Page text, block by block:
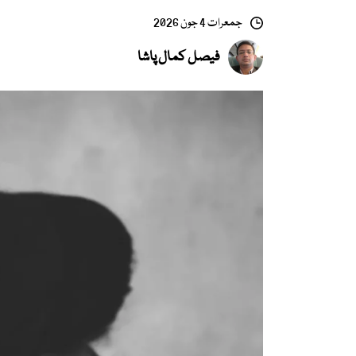
جمعرات 4 جون 2026
فیصل کمال پاشا